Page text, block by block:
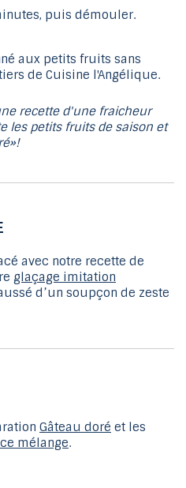
puis démouler.
recette d'une fraicheur
les petits fruits de saison et
avec notre recette de
glaçage imitation
d’un soupçon de zeste
Gâteau doré et les
mélange.